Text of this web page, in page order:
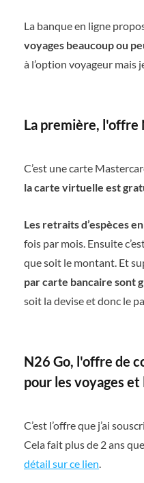
La banque en ligne
voyages beaucoup ou
à l’option voyageur mais
La première, l'offre
C’est une carte
la carte virtuelle est
Les retraits d’espèces
fois par mois. Ensuite
que soit le montant. Et
par carte bancaire sont
soit la devise et donc le
N26 Go, l'offre de
pour les voyages
C’est l’offre que j’ai
Cela fait plus de 2 ans
détail sur ce lien